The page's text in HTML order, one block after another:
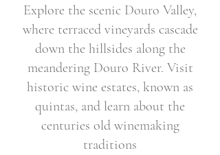
Explore the scenic Douro Valley,
where terraced vineyards cascade
down the hillsides along the
meandering Douro River. Visit
historic wine estates, known as
quintas, and learn about the
centuries old winemaking
traditions